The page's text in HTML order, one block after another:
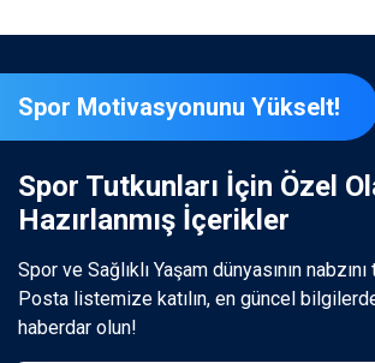
Spor Motivasyonunu Yükselt!
Spor Tutkunları İçin Özel
Hazırlanmış İçerikler
Spor ve Sağlıklı Yaşam dünyasının
Posta listemize katılın, en güncel
haberdar olun!